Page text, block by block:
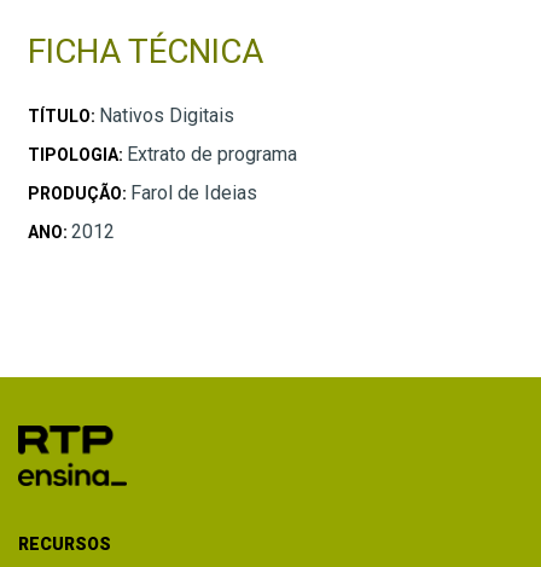
FICHA TÉCNICA
TÍTULO: Nativos Digitais
TIPOLOGIA: Extrato de programa
PRODUÇÃO: Farol de Ideias
ANO: 2012
RECURSOS